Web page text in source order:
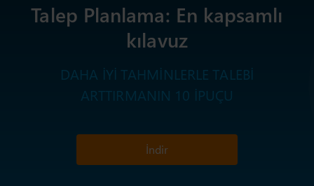
Talep Planlama: En kapsamlı
kılavuz
DAHA İYİ TAHMİNLERLE TALEBİ
ARTTIRMANIN 10 İPUÇU
İndir